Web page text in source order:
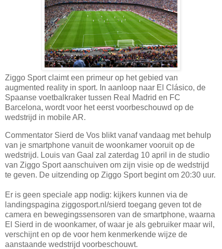
Ziggo Sport claimt een primeur op het gebied van
augmented reality in sport. In aanloop naar El Clásico, de
Spaanse voetbalkraker tussen Real Madrid en FC
Barcelona, wordt voor het eerst voorbeschouwd op de
wedstrijd in mobile AR.
Commentator Sierd de Vos blikt vanaf vandaag met behulp
van je smartphone vanuit de woonkamer vooruit op de
wedstrijd. Louis van Gaal zal zaterdag 10 april in de studio
van Ziggo Sport aanschuiven om zijn visie op de wedstrijd
te geven. De uitzending op Ziggo Sport begint om 20:30 uur.
Er is geen speciale app nodig: kijkers kunnen via de
landingspagina ziggosport.nl/sierd toegang geven tot de
camera en bewegingssensoren van de smartphone, waarna
El Sierd in de woonkamer, of waar je als gebruiker maar wil,
verschijnt en op de voor hem kenmerkende wijze de
aanstaande wedstrijd voorbeschouwt.